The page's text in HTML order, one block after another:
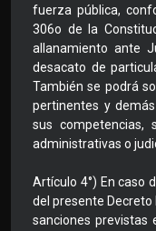
fuerza pública,
306o de la
allanamiento ante
desacato de
También se podrá
pertinentes y
sus competencias,
administrativas o
Artículo 4°) En caso
del presente
sanciones previstas